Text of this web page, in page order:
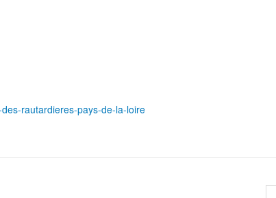
rautardieres-pays-de-la-loire